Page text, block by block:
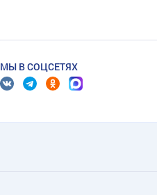
МЫ В СОЦСЕТЯХ